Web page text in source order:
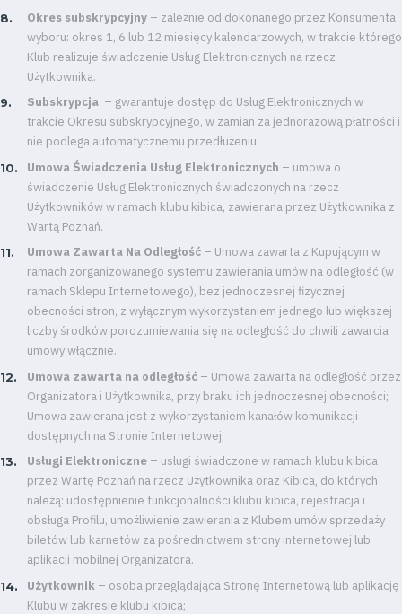
Okres subskrypcyjny – zależnie od dokonanego przez Konsumenta
wyboru: okres 1, 6 lub 12 miesięcy kalendarzowych, w trakcie którego
Klub realizuje świadczenie Usług Elektronicznych na rzecz
Użytkownika.
Subskrypcja – gwarantuje dostęp do Usług Elektronicznych w
trakcie Okresu subskrypcyjnego, w zamian za jednorazową płatności i
nie podlega automatycznemu przedłużeniu.
Umowa Świadczenia Usług Elektronicznych – umowa o
świadczenie Usług Elektronicznych świadczonych na rzecz
Użytkowników w ramach klubu kibica, zawierana przez Użytkownika z
Wartą Poznań.
Umowa Zawarta Na Odległość – Umowa zawarta z Kupującym w
ramach zorganizowanego systemu zawierania umów na odległość (w
ramach Sklepu Internetowego), bez jednoczesnej fizycznej
obecności stron, z wyłącznym wykorzystaniem jednego lub większej
liczby środków porozumiewania się na odległość do chwili zawarcia
umowy włącznie.
Umowa zawarta na odległość – Umowa zawarta na odległość przez
Organizatora i Użytkownika, przy braku ich jednoczesnej obecności;
Umowa zawierana jest z wykorzystaniem kanałów komunikacji
dostępnych na Stronie Internetowej;
Usługi Elektroniczne – usługi świadczone w ramach klubu kibica
przez Wartę Poznań na rzecz Użytkownika oraz Kibica, do których
należą: udostępnienie funkcjonalności klubu kibica, rejestracja i
obsługa Profilu, umożliwienie zawierania z Klubem umów sprzedaży
biletów lub karnetów za pośrednictwem strony internetowej lub
aplikacji mobilnej Organizatora.
Użytkownik – osoba przeglądająca Stronę Internetową lub aplikację
Klubu w zakresie klubu kibica;